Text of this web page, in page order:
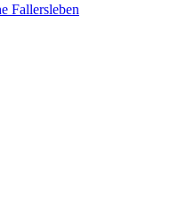
Fallersleben